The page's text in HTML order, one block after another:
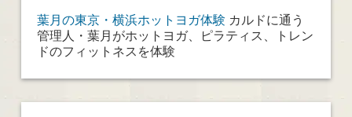
葉月の東京・横浜ホットヨガ体験 カルドに通う
管理人・葉月がホットヨガ、ピラティス、トレン
ドのフィットネスを体験